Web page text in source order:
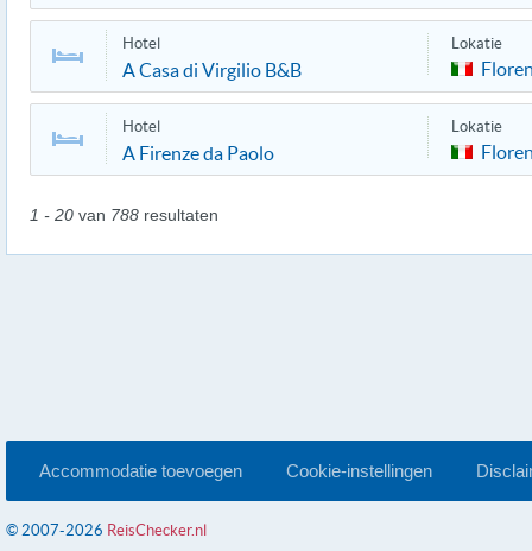
Hotel
A Casa di Virgilio B&B
Lokatie
Hotel
A Firenze da Paolo
Lokatie
1 - 20 van 788 resultaten
Accommodatie toevoegen Cookie-instellingen
© 2007-2026 ReisChecker.nl